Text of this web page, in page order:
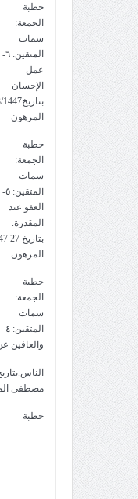
خطبة
الجمعة:
سمات
المتقين: ٦-
عمل
الإحسان
المرهون
خطبة
الجمعة:
سمات
المتقين: ٥-
العفو عند
المقدرة.
المرهون
خطبة
الجمعة:
سمات
المتقين: ٤-
والعافين
مصطفى
خطبة